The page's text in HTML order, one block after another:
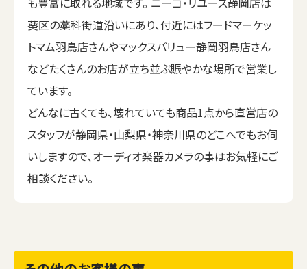
葵区の藁科街道沿いにあり、付近にはフードマーケッ
トマム羽鳥店さんやマックスバリュー静岡羽鳥店さん
などたくさんのお店が立ち並ぶ賑やかな場所で営業し
ています。
どんなに古くても、壊れていても商品1点から直営店の
スタッフが静岡県・山梨県・神奈川県のどこへでもお伺
いしますので、オーディオ楽器カメラの事はお気軽にご
相談ください。